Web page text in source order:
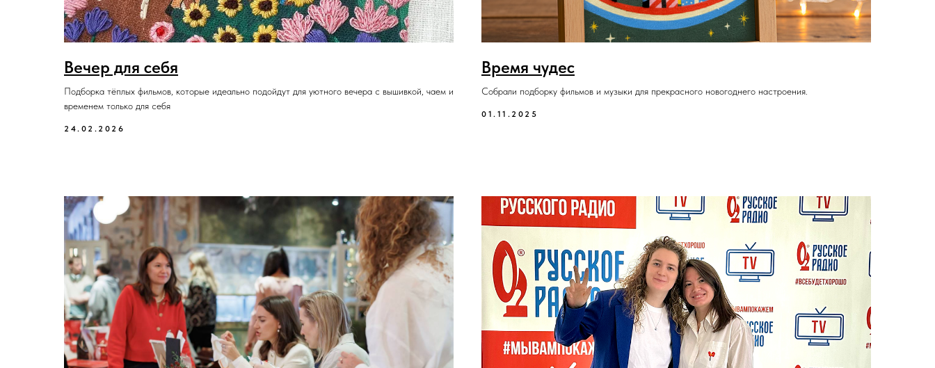
Вечер для себя
Подборка тёплых фильмов, которые идеально подойдут для уютного вечера с вышивкой, чаем и
временем только для себя
24.02.2026
Время чудес
Собрали подборку фильмов и музыки для прекрасного новогоднего настроения.
01.11.2025